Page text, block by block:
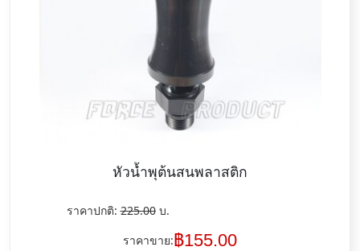
หัวน้ำพุต้นสนพลาสติก
ราคาปกติ:225.00บ.
ราคาขาย:฿155.00